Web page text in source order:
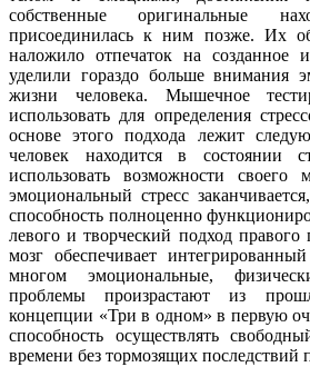
собственные оригинальные
присоединилась к ним позже. Их
наложило отпечаток на созданное
уделили гораздо больше внимания
жизни человека. Мышечное
использовать для определения
основе этого подхода лежит
человек находится в состоянии
использовать возможности своего
эмоциональный стресс
способность полноценно
левого и творческий подход
мозг обеспечивает
многом эмоциональные,
проблемы произрастают из
концепции «Три в одном» в первую
способность осуществлять
времени без тормозящих последствий